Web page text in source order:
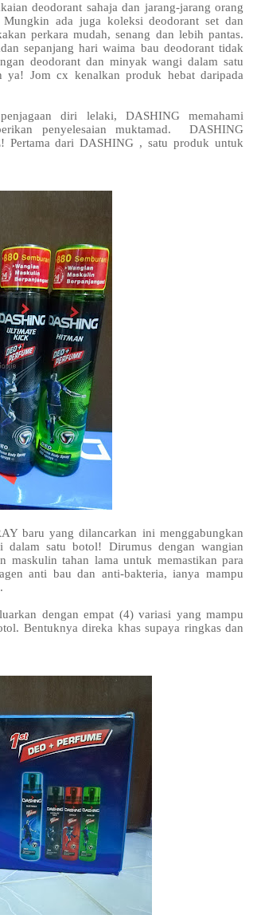
deodorant sahaja dan jarang-jarang orang
ada juga koleksi deodorant set dan
perkara mudah, senang dan lebih pantas.
sepanjang hari waima bau deodorant tidak
deodorant dan minyak wangi dalam satu
Jom cx kenalkan produk hebat daripada
diri lelaki, DASHING memahami
penyelesaian muktamad. DASHING
Pertama dari DASHING , satu produk untuk
baru yang dilancarkan ini menggabungkan
dalam satu botol! Dirumus dengan wangian
maskulin tahan lama untuk memastikan para
anti bau dan anti-bakteria, ianya mampu
dengan empat (4) variasi yang mampu
Bentuknya direka khas supaya ringkas dan